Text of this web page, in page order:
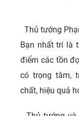
Thủ tướng
Bạn nhất trí là
điểm các tồn
có trọng tâm,
chất, hiệu quả